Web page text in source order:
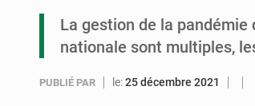
La gestion de la
nationale sont multiples,
PUBLIÉ PAR le:25 décembre 2021